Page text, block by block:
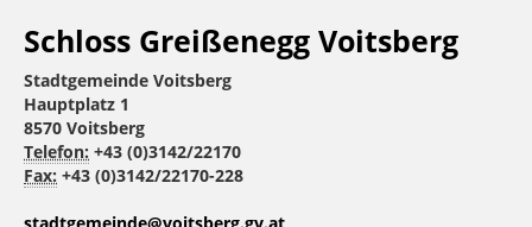
Schloss Greißenegg Voitsberg
Stadtgemeinde Voitsberg
Hauptplatz 1
8570 Voitsberg
Telefon: +43 (0)3142/22170
Fax: +43 (0)3142/22170-228